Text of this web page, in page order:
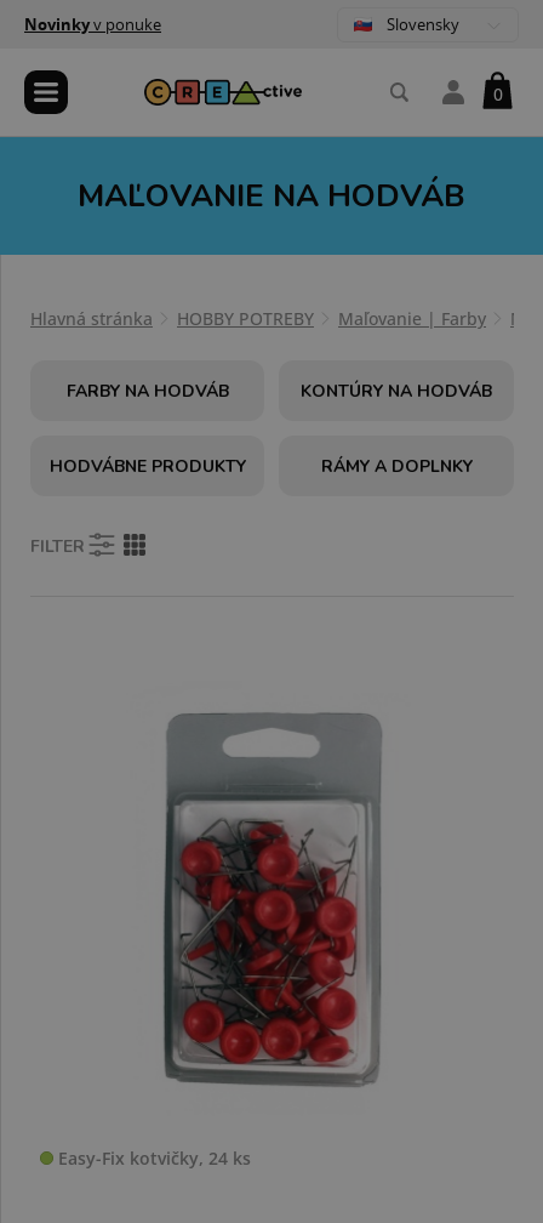
Novinkyv ponuke Slovensky
0
MAĽOVANIE NA HODVÁB
Hlavná stránka HOBBY POTREBY Maľovanie | Farby
FARBY NA HODVÁB KONTÚRY NA HODVÁB
HODVÁBNE PRODUKTY RÁMY A DOPLNKY
FILTER
Easy-Fix kotvičky, 24 ks